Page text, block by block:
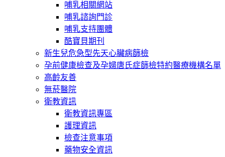
哺乳相關網站
哺乳諮詢門診
哺乳支持團體
酷寶貝期刊
新生兒危急型先天心臟病篩檢
孕前健康檢查及孕婦唐氏症篩檢特約醫療機構名單
高齡友善
無菸醫院
衛教資訊
衛教資訊專區
護理資訊
檢查注意事項
藥物安全資訊